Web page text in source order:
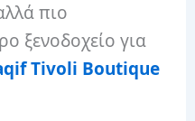
πιο
ξενοδοχείο για
Tivoli Boutique